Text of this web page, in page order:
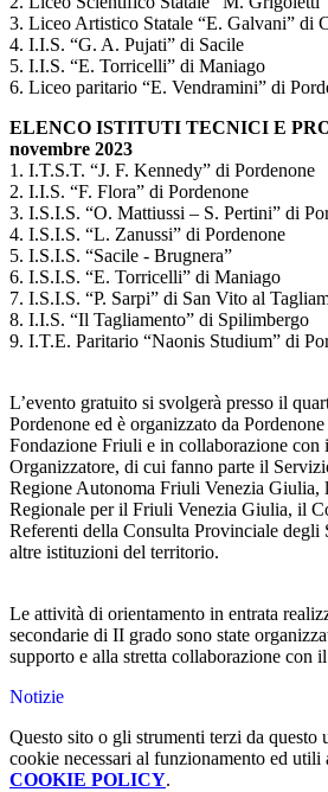
3. Liceo Artistico Statale “E. Galvani” di
4. I.I.S. “G. A. Pujati” di Sacile
5. I.I.S. “E. Torricelli” di Maniago
6. Liceo paritario “E. Vendramini” di
ELENCO ISTITUTI TECNICI E
novembre 2023
1. I.T.S.T. “J. F. Kennedy” di Pordenone
2. I.I.S. “F. Flora” di Pordenone
3. I.S.I.S. “O. Mattiussi – S. Pertini” di
4. I.S.I.S. “L. Zanussi” di Pordenone
5. I.S.I.S. “Sacile - Brugnera”
6. I.S.I.S. “E. Torricelli” di Maniago
7. I.S.I.S. “P. Sarpi” di San Vito al
8. I.I.S. “Il Tagliamento” di Spilimbergo
9. I.T.E. Paritario “Naonis Studium” di
L’evento gratuito si svolgerà presso il
Pordenone ed è organizzato da
Fondazione Friuli e in collaborazione con
Organizzatore, di cui fanno parte il
Regione Autonoma Friuli Venezia Giulia,
Regionale per il Friuli Venezia Giulia, il
Referenti della Consulta Provinciale degli
altre istituzioni del territorio.
Le attività di orientamento in entrata
secondarie di II grado sono state
supporto e alla stretta collaborazione con
Notizie
Questo sito o gli strumenti terzi da
cookie necessari al funzionamento ed
COOKIE POLICY.